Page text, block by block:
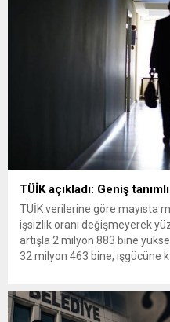
TÜİK açıkladı: Geniş
TÜİK verilerine göre mayısta
işsizlik oranı değişmeyerek
artışla 2 milyon 883 bine
32 milyon 463 bine, işgücüne